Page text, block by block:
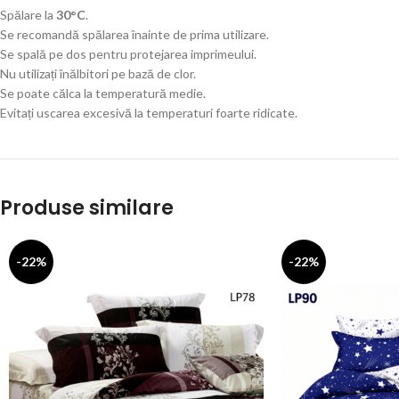
Spălare la 30°C.
Se recomandă spălarea înainte de prima utilizare.
Se spală pe dos pentru protejarea imprimeului.
Nu utilizați înălbitori pe bază de clor.
Se poate călca la temperatură medie.
Evitați uscarea excesivă la temperaturi foarte ridicate.
Produse similare
-22% -22%